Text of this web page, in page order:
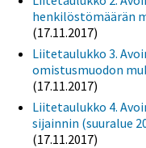
henkilöstömäärän
(17.11.2017)
Liitetaulukko 3.
omistusmuodon
(17.11.2017)
Liitetaulukko 4.
sijainnin (suuralue
(17.11.2017)